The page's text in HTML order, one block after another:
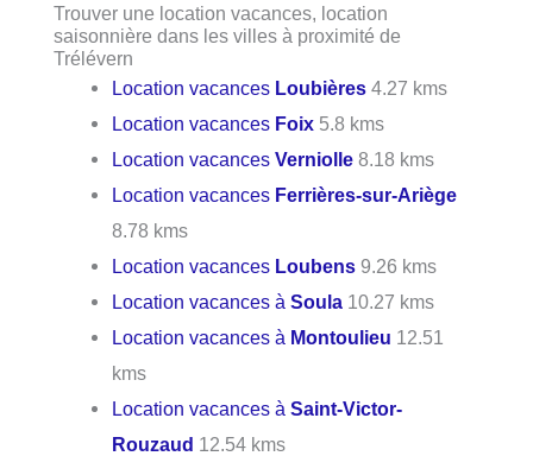
Trouver une location vacances, location
saisonnière dans les villes à proximité de
Trélévern
Location vacances Loubières 4.27 kms
Location vacances Foix 5.8 kms
Location vacancesVerniolle 8.18 kms
Location vacances Ferrières-sur-Ariège
8.78 kms
Location vacances Loubens 9.26 kms
Location vacances àSoula 10.27 kms
Location vacances à Montoulieu 12.51
kms
Location vacances àSaint-Victor-
Rouzaud 12.54 kms